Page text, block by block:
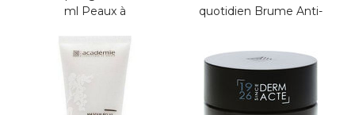
ml Peaux à
Concentrée en ...
quotidien Brume Anti-